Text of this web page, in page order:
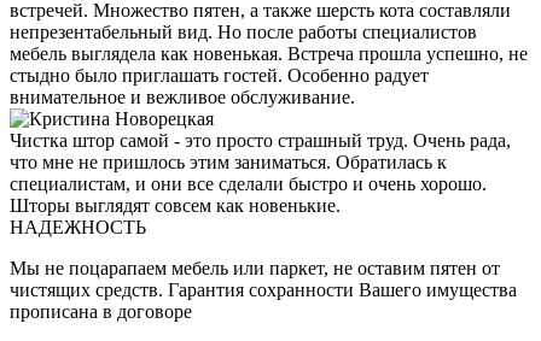
встречей. Множество пятен, а также шерсть кота составляли
непрезентабельный вид. Но после работы специалистов
мебель выглядела как новенькая. Встреча прошла успешно, не
стыдно было приглашать гостей. Особенно радует
внимательное и вежливое обслуживание.
Чистка штор самой - это просто страшный труд. Очень рада,
что мне не пришлось этим заниматься. Обратилась к
специалистам, и они все сделали быстро и очень хорошо.
Шторы выглядят совсем как новенькие.
НАДЕЖНОСТЬ
Мы не поцарапаем мебель или паркет, не оставим пятен от
чистящих средств. Гарантия сохранности Вашего имущества
прописана в договоре